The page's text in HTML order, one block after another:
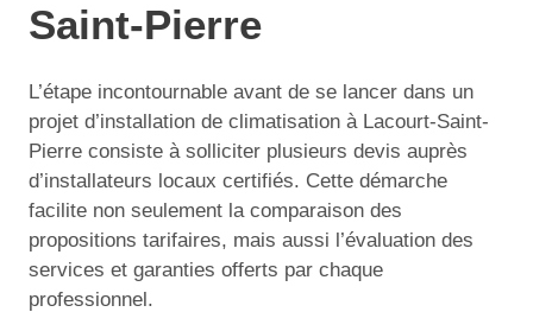
Saint-Pierre
L’étape incontournable avant de se lancer dans un
projet d’installation de climatisation à Lacourt-Saint-
Pierre consiste à solliciter plusieurs devis auprès
d’installateurs locaux certifiés. Cette démarche
facilite non seulement la comparaison des
propositions tarifaires, mais aussi l’évaluation des
services et garanties offerts par chaque
professionnel.